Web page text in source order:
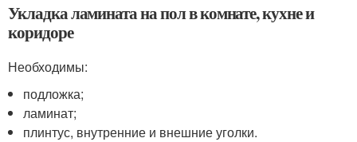
Укладка ламината на пол в комнате, кухне и
коридоре
Необходимы:
подложка;
ламинат;
плинтус, внутренние и внешние уголки.